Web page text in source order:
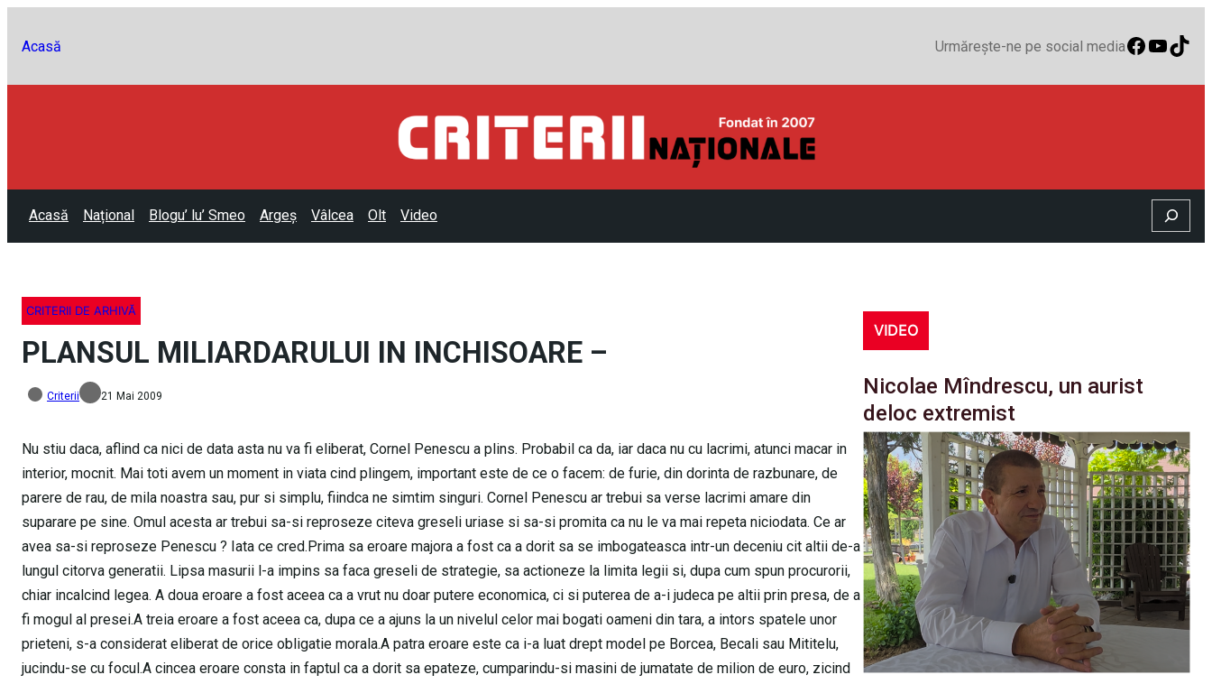
Acasă Urmărește-ne pe social media
Acasă Național Blogu’ lu’ Smeo Argeș Vâlcea Olt Video Search
CRITERII DE ARHIVĂ
PLANSUL MILIARDARULUI IN INCHISOARE –
Criterii 21 Mai 2009
Nu stiu daca, aflind ca nici de data asta nu va fi eliberat, Cornel Penescu a plins. Probabil ca da, iar daca nu cu lacrimi, atunci macar in
interior, mocnit. Mai toti avem un moment in viata cind plingem, important este de ce o facem: de furie, din dorinta de razbunare, de
parere de rau, de mila noastra sau, pur si simplu, fiindca ne simtim singuri. Cornel Penescu ar trebui sa verse lacrimi amare din
suparare pe sine. Omul acesta ar trebui sa-si reproseze citeva greseli uriase si sa-si promita ca nu le va mai repeta niciodata. Ce ar
avea sa-si reproseze Penescu ? Iata ce cred.Prima sa eroare majora a fost ca a dorit sa se imbogateasca intr-un deceniu cit altii de-a
lungul citorva generatii. Lipsa masurii l-a impins sa faca greseli de strategie, sa actioneze la limita legii si, dupa cum spun procurorii,
chiar incalcind legea. A doua eroare a fost aceea ca a vrut nu doar putere economica, ci si puterea de a-i judeca pe altii prin presa, de a
fi mogul al presei.A treia eroare a fost aceea ca, dupa ce a ajuns la un nivelul celor mai bogati oameni din tara, a intors spatele unor
prieteni, s-a considerat eliberat de orice obligatie morala.A patra eroare este ca i-a luat drept model pe Borcea, Becali sau Mititelu,
jucindu-se cu focul.A cincea eroare consta in faptul ca a dorit sa epateze, cumparindu-si masini de jumatate de milion de euro, zicind
VIDEO
Nicolae Mîndrescu, un aurist
deloc extremist